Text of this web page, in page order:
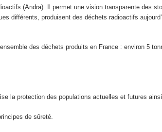
(Andra). Il permet une vision transparente des
différents, produisent des déchets radioactifs
des déchets produits en France : environ 5
la protection des populations actuelles et futures
de sûreté.